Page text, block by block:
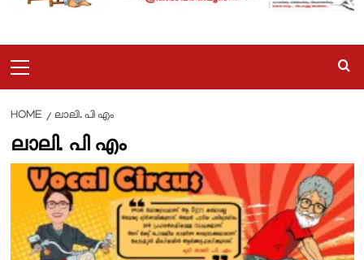
Menu
HOME ലാലി. പി എം
ലാലി. പി എം